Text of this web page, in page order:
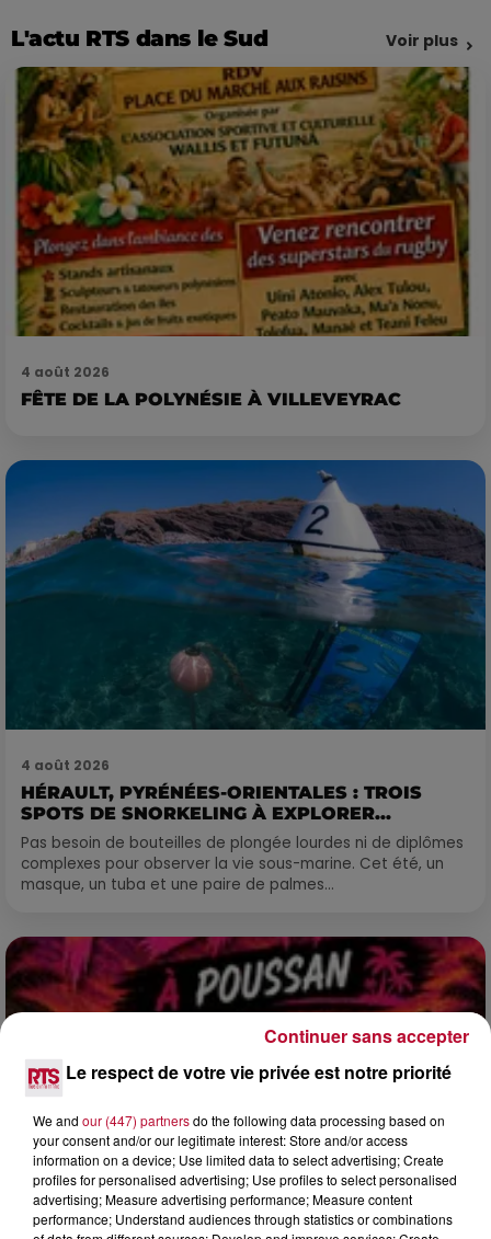
L'actu RTS dans le Sud Voir plus
4 août 2026
FÊTE DE LA POLYNÉSIE À VILLEVEYRAC
4 août 2026
HÉRAULT, PYRÉNÉES-ORIENTALES : TROIS
SPOTS DE SNORKELING À EXPLORER...
Pas besoin de bouteilles de plongée lourdes ni de diplômes
complexes pour observer la vie sous-marine. Cet été, un
masque, un tuba et une paire de palmes...
Le respect de votre vie privée est notre priorité
We and our (447) partnersdo the following data processing based on
your consent and/or our legitimate interest: Store and/or access
information on a device; Use limited data to select advertising; Create
profiles for personalised advertising; Use profiles to select personalised
advertising; Measure advertising performance; Measure content
performance; Understand audiences through statistics or combinations
Continuer sans accepter